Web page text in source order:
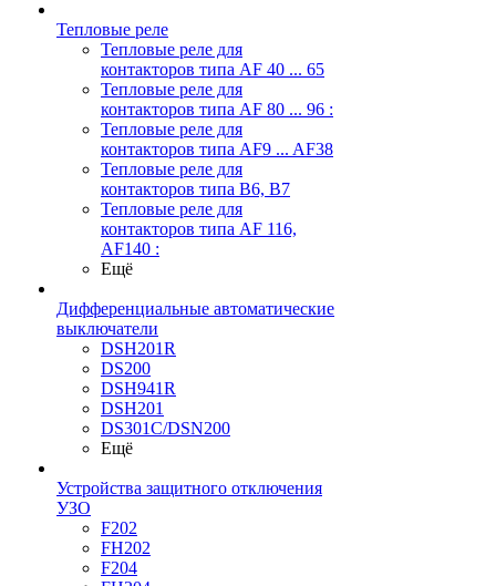
Тепловые реле
Тепловые реле для
контакторов типа AF 40 ... 65
Тепловые реле для
контакторов типа AF 80 ... 96 :
Тепловые реле для
контакторов типа AF9 ... AF38
Тепловые реле для
контакторов типа В6, В7
Тепловые реле для
контакторов типа AF 116,
AF140 :
Ещё
Дифференциальные автоматические
выключатели
DSH201R
DS200
DSH941R
DSH201
DS301C/DSN200
Ещё
Устройства защитного отключения
УЗО
F202
FH202
F204